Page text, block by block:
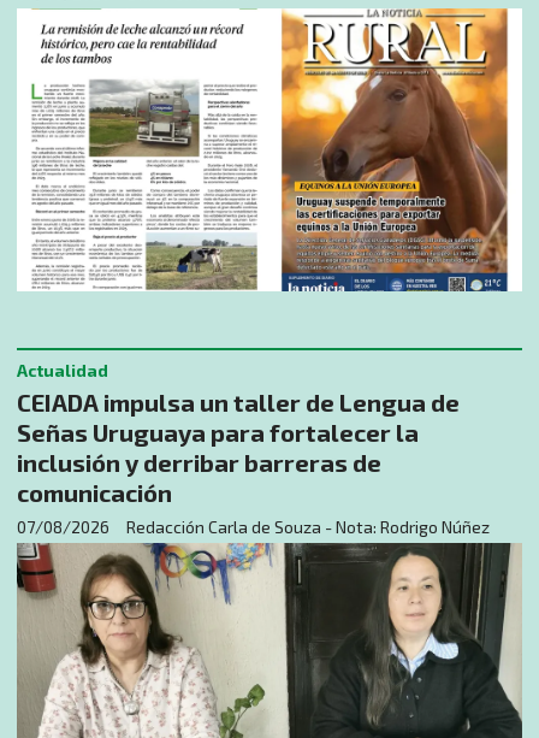
CEIADA impulsa un taller de Lengua de
Señas Uruguaya para fortalecer la
inclusión y derribar barreras de
comunicación
Redacción Carla de Souza - Nota: Rodrigo Núñez
Actualidad
07/08/2026